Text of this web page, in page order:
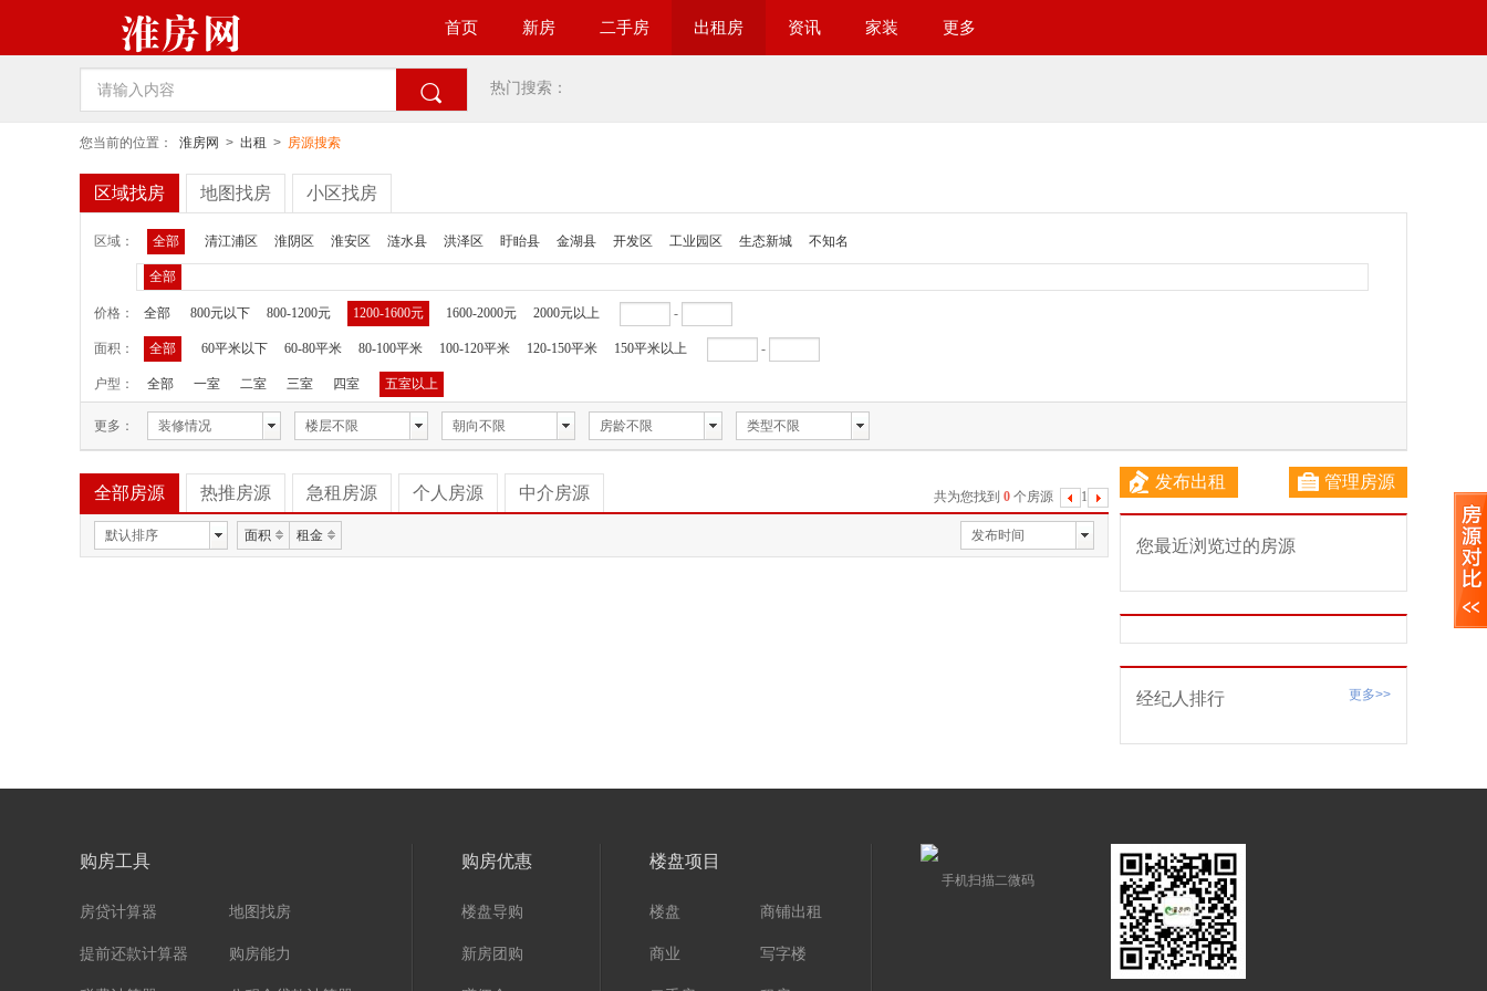
首页 新房 二手房 出租房 资讯 家装 更多
 热门搜索：
您当前的位置： 淮房网 > 出租 > 房源搜索
区域找房 地图找房 小区找房
区域： 全部 清江浦区 淮阴区 淮安区 涟水县 洪泽区 盱眙县 金湖县 开发区 工业园区 生态新城 不知名
全部
价格： 全部 800元以下 800-1200元 1200-1600元 1600-2000元 2000元以上 -
面积： 全部 60平米以下 60-80平米 80-100平米 100-120平米 120-150平米 150平米以上 -
户型： 全部 一室 二室 三室 四室 五室以上
更多： 装修情况 楼层不限 朝向不限 房龄不限 类型不限
共为您找到 0 个房源 1
下
页
全部房源 热推房源 急租房源 个人房源 中介房源
发布时间
默认排序 面积 租金
发布出租 管理房源
您最近浏览过的房源
更多>>
经纪人排行
购房工具
房贷计算器 地图找房
提前还款计算器 购房能力
购房优惠
楼盘导购
新房团购
楼盘项目
楼盘 商铺出租
商业 写字楼
手机扫描二微码